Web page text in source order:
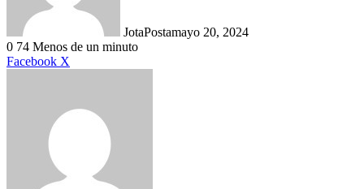
JotaPostamayo 20, 2024
0 74 Menos de un minuto
Facebook X